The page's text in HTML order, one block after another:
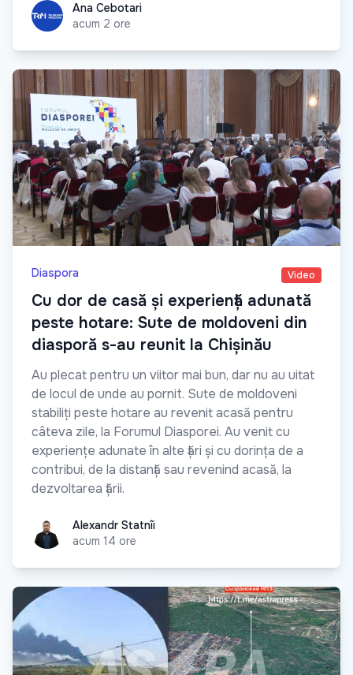
Ana CebotariAna Cebotari
acum 2 ore
Diaspora Video
Cu dor de casă și experiență adunată
peste hotare: Sute de moldoveni din
diasporă s-au reunit la Chișinău
Au plecat pentru un viitor mai bun, dar nu au uitat
de locul de unde au pornit. Sute de moldoveni
stabiliți peste hotare au revenit acasă pentru
câteva zile, la Forumul Diasporei. Au venit cu
experiențe adunate în alte țări și cu dorința de a
contribui, de la distanță sau revenind acasă, la
dezvoltarea țării.
Alexandr Statnîi
Alexandr Statnîi
acum 14 ore